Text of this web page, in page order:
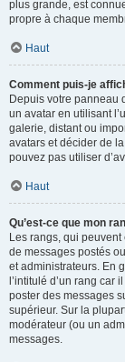
plus grande, est
propre à chaque
Haut
Comment puis-je
Depuis votre panneau
un avatar en utilisant
galerie, distant ou
avatars et décider de
pouvez pas utiliser
Haut
Qu’est-ce que mon
Les rangs, qui
de messages postés
et administrateurs. En
l’intitulé d’un rang car
poster des messages
supérieur. Sur la
modérateur (ou un
messages.